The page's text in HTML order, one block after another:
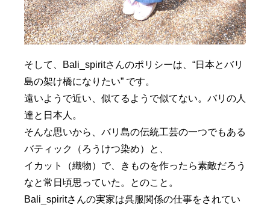
そして、Bali_spiritさんのポリシーは、“日本とバリ
島の架け橋になりたい” です。
遠いようで近い、似てるようで似てない。バリの人
達と日本人。
そんな思いから、バリ島の伝統工芸の一つでもある
バティック（ろうけつ染め）と、
イカット（織物）で、きものを作ったら素敵だろう
なと常日頃思っていた。とのこと。
Bali_spiritさんの実家は呉服関係の仕事をされてい